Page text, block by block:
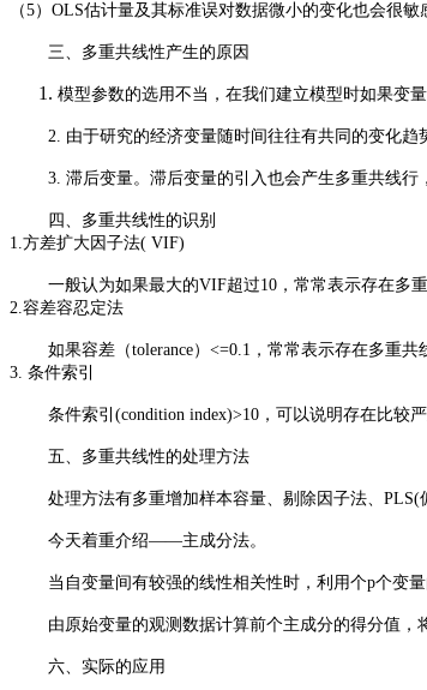
（5）OLS估计量及其标准误对数据微小的变化也会很敏
三、多重共线性产生的原因
模型参数的选用不当，在我们建立模型时如果变
2. 由于研究的经济变量随时间往往有共同的变化
3. 滞后变量。滞后变量的引入也会产生多重共线
四、多重共线性的识别
1.方差扩大因子法( VIF)
一般认为如果最大的VIF超过10，常常表示存在多重
2.容差容忍定法
如果容差（tolerance）<=0.1，常常表示存在多重共
3. 条件索引
条件索引(condition index)>10，可以说明存在比较严
五、多重共线性的处理方法
处理方法有多重增加样本容量、剔除因子法、PLS(
今天着重介绍——主成分法。
当自变量间有较强的线性相关性时，利用个p个变
由原始变量的观测数据计算前个主成分的得分值
六、实际的应用